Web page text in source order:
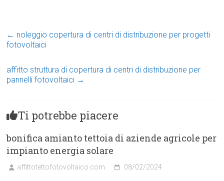
← noleggio copertura di centri di distribuzione per progetti
fotovoltaici
affitto struttura di copertura di centri di distribuzione per
pannelli fotovoltaici →
Ti potrebbe piacere
bonifica amianto tettoia di aziende agricole per
impianto energia solare
affittotettofotovoltaico.com 08/02/2024